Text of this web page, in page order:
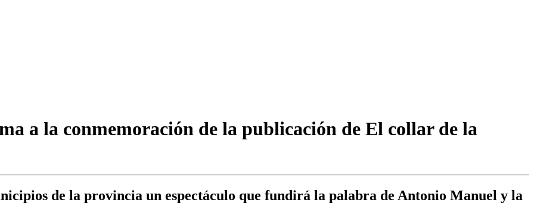
a la conmemoración de la publicación de El collar de la
de la provincia un espectáculo que fundirá la palabra de Antonio Manuel y la